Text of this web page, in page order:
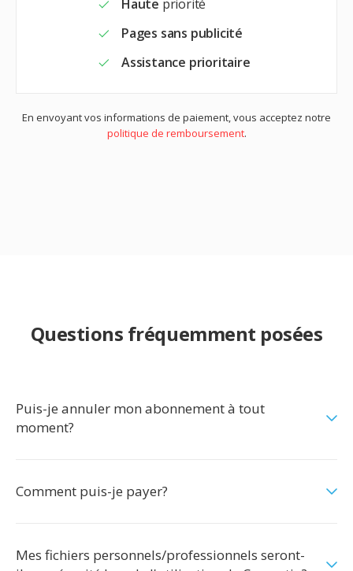
Haute priorité
Pages sans publicité
Assistance prioritaire
En envoyant vos informations de paiement, vous acceptez notre
politique de remboursement.
Questions fréquemment posées
Puis-je annuler mon abonnement à tout
moment?
Comment puis-je payer?
Mes fichiers personnels/professionnels seront-